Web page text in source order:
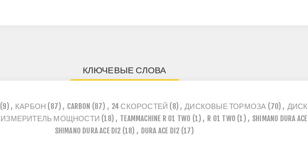
КЛЮЧЕВЫЕ СЛОВА
(9) , КАРБОН (87) , CARBON (87) , 24 СКОРОСТЕЙ (8) , ДИСКОВЫЕ ТОРМОЗА (70) , ДИСК
ИЗМЕРИТЕЛЬ МОЩНОСТИ (18) , TEAMMACHINE R 01 TWO (1) , R 01 TWO (1) , SHIMANO DURA ACE
SHIMANO DURA ACE DI2 (18) , DURA ACE DI2 (17)